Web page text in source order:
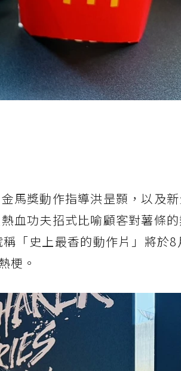
馬獎動作指導洪昰顥，以及
血功夫招式比喻顧客對薯條
「史上最香的動作片」將於
梗。